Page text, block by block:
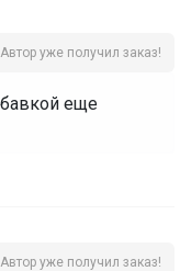
Автор уже получил заказ!
еще
Автор уже получил заказ!